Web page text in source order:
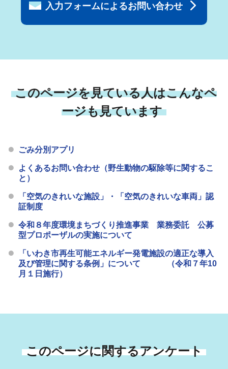
入力フォームによるお問い合わせ
このページを見ている人はこんなペ
ージも見ています
ごみ分別アプリ
よくあるお問い合わせ（野生動物の駆除等に関するこ
と）
「空気のきれいな施設」・「空気のきれいな車両」認
証制度
令和８年度環境まちづくり推進事業 業務委託 公募
型プロポーザルの実施について
「いわき市再生可能エネルギー発電施設の適正な導入
及び管理に関する条例」について （令和７年10
月１日施行）
このページに関するアンケート